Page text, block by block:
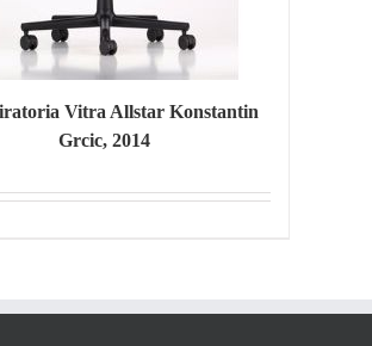
Vitra Allstar Konstantin
Grcic, 2014